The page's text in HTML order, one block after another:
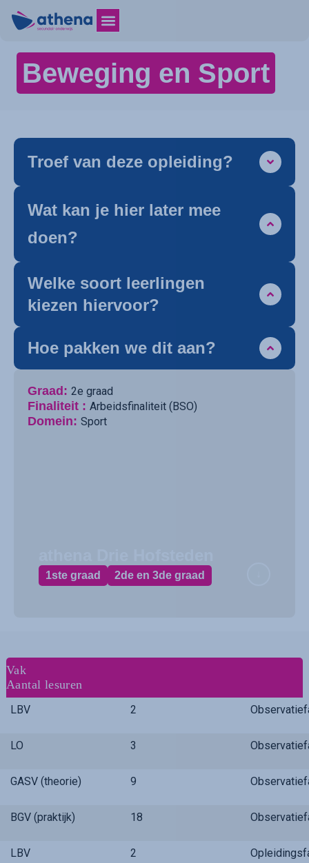
Beweging en Sport
Troef van deze opleiding?
Wat kan je hier later mee
doen?
Welke soort leerlingen
kiezen hiervoor?
Hoe pakken we dit aan?
Graad: 2e graad
Finaliteit : Arbeidsfinaliteit (BSO)
Domein: Sport
1ste graad 2de en 3de graad
Vak
Aantal lesuren
LBV 2
LO 3
GASV (theorie) 9
BGV (praktijk) 18
LBV 2